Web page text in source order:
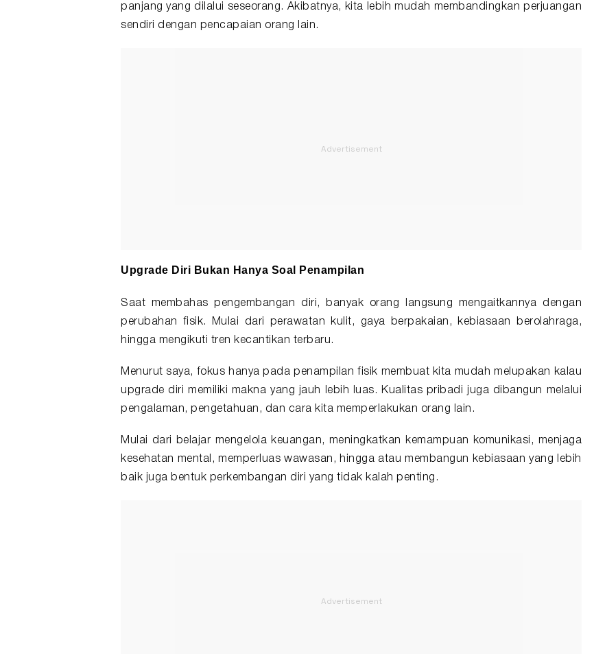
panjang yang dilalui seseorang. Akibatnya, kita lebih mudah membandingkan perjuangan
sendiri dengan pencapaian orang lain.
Upgrade Diri Bukan Hanya Soal Penampilan
Saat membahas pengembangan diri, banyak orang langsung mengaitkannya dengan
perubahan fisik. Mulai dari perawatan kulit, gaya berpakaian, kebiasaan berolahraga,
hingga mengikuti tren kecantikan terbaru.
Menurut saya, fokus hanya pada penampilan fisik membuat kita mudah melupakan kalau
upgrade diri memiliki makna yang jauh lebih luas. Kualitas pribadi juga dibangun melalui
pengalaman, pengetahuan, dan cara kita memperlakukan orang lain.
Mulai dari belajar mengelola keuangan, meningkatkan kemampuan komunikasi, menjaga
kesehatan mental, memperluas wawasan, hingga atau membangun kebiasaan yang lebih
baik juga bentuk perkembangan diri yang tidak kalah penting.